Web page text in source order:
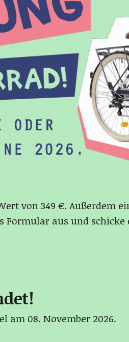
von 349 €. Außerdem
aus und schicke
am 08. November 2026.